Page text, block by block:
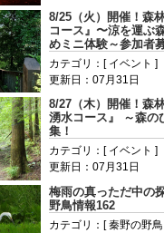
8/25（火）開催！森
コース』〜涼を運ぶ
めミニ体験～参加者
カテゴリ：[ イベント ]
更新日：07月31日
8/27（木）開催！森
湧水コース』 ～森の
集！
カテゴリ：[ イベント ]
更新日：07月31日
梅雨の真っただ中の
野鳥情報162
カテゴリ：[ 秦野の野鳥